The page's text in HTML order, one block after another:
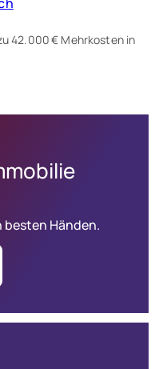
42.000 € Mehrkosten in
besten Händen.